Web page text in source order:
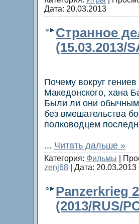
Дата: 20.03.2013
Странное
(15.03.2013/
Почему вокруг
Македонского, хана
Были ли они
без вмешательства
полководцем
... Читать дальше »
Категория: Фильмы |
zenj68 | Дата: 20.03.2013
Panzerkrieg
(2013/RUS/